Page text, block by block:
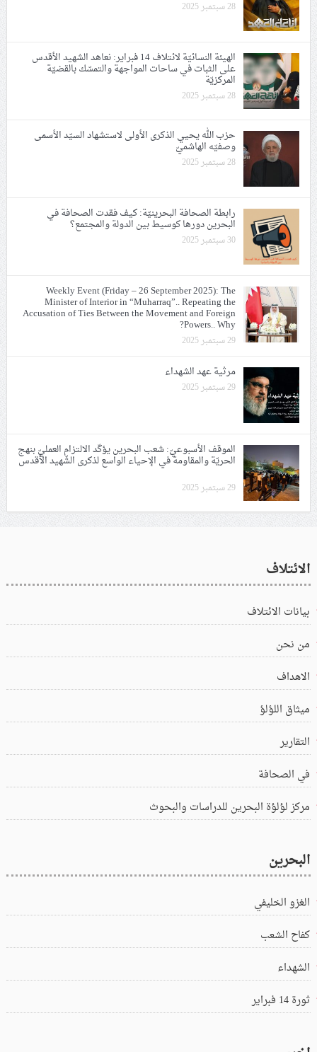
28 سبتمبر 2025
الهيئة النسائيّة لائتلاف 14 فبراير: نعاهد الشهيد الأقدس
على الثبات في ساحات المواجهة والتمسّك بالقضيّة
المركزيّة
28 سبتمبر 2025
حزب الله يحيي الذكرى الأولى لاستشهاد السيّد الأسمى
وصفيّه الهاشميّ
28 سبتمبر 2025
رابطة الصحافة البحرينيّة: كيف فقدت الصحافة في
البحرين دورها كوسيط بين الدولة والمجتمع؟
30 سبتمبر 2025
Weekly Event (Friday – 26 September 2025): The
Minister of Interior in “Muharraq”.. Repeating the
Accusation of Ties Between the Movement and Foreign
Powers.. Why?
29 سبتمبر 2025
مرثية عهد الشهداء
29 سبتمبر 2025
الموقف الأسبوعيّ: شعب البحرين يؤكّد الالتزام العمليّ بنهج
الحريّة والمقاومة في الإحياء الواسع لذكرى الشّهيد الأقدس
29 سبتمبر 2025
الائتلاف
بيانات الائتلاف
من نحن
الاهداف
ميثاق اللؤلؤ
التقارير
في الصحافة
مركز لؤلؤة البحرين للدراسات والبحوث
البحرين
الغزو الخليفي
كفاح الشعب
الشهداء
ثورة 14 فبراير